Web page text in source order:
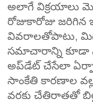
అలాగే విక్రయాలు
రోజుకారోజు జరిగిన
వివరాలతోపాటు,
సమాచారాన్ని కూడా
అప్‌డేట్ చేసేలా
సాంకేతి కారణాల
వరకు చేతిరాతతో